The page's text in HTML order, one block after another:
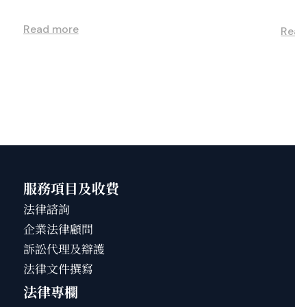
Read more
服務項目及收費
法律諮詢
企業法律顧問
訴訟代理及辯護
法律文件撰寫
法律專欄